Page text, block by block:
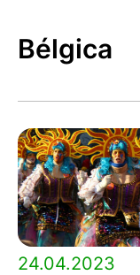
Bélgica
24.04.2023